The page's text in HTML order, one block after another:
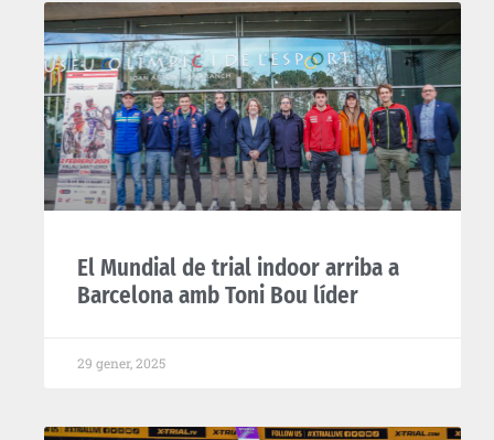
El Mundial de trial indoor arriba a
Barcelona amb Toni Bou líder
29 gener, 2025